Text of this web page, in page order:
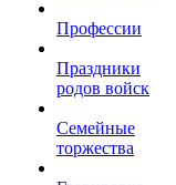
Профессии
Праздники
родов войск
Семейные
торжества